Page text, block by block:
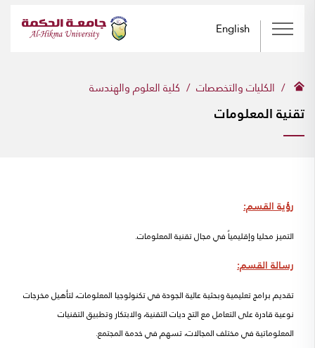
English
الكليات والتخصصات كلية العلوم والهندسة
تقنية المعلومات
رؤية القسم:
التميز محليا وإقليمياً في مجال تقنية المعلومات.
رسالة القسم:
تقديم برامج تعليمية وبحثية عالية الجودة في تكنولوجيا المعلومات، لتأهيل مخرجات
نوعية قادرة على التعامل مع التح ديات التقنية، والابتكار وتطبيق التقنيات
المعلوماتية في مختلف المجالات، تسهم في خدمة المجتمع.